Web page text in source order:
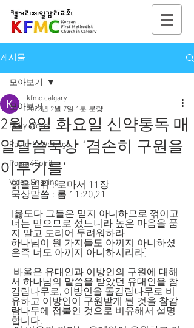
게시물
모아보기
Daily Word
Pastor's Writings
Poem4Spirit
Video Sharing
모아보기
2월 8일 화요일 신약통독 매
일말씀묵상 ‘겸손히 구원을
이루기를’
kfmc.calgary
2022년 2월 7일 1분 분량
읽을범위 : 로마서 11장
묵상말씀 : 롬 11:20,21
[옳도다 그들은 믿지 아니하므로 꺾이고
너는 믿으므로 섰느니라 높은 마음을 품
지 말고 도리어 두려워하라
하나님이 원 가지들도 아끼지 아니하셨
은즉 너도 아끼지 아니하시리라]
서 하나님의 말씀을 받았던 유대인을 참
감람나무로, 이방인을 돌감람나무로 비
유하고 이방인이 구원받게 된 것을 참감
람나무에 접붙인 것으로 비유해서 설명
합니다.